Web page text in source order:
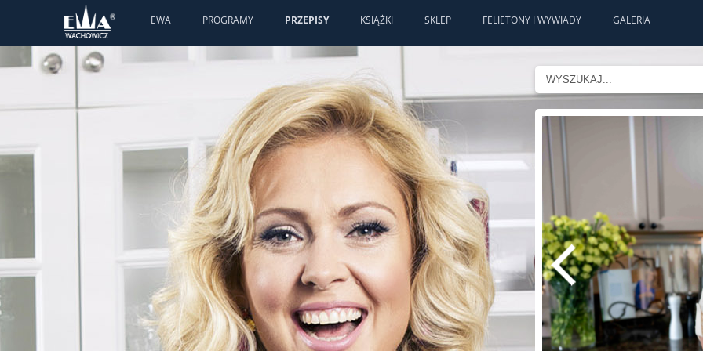
EWA PROGRAMY PRZEPISY KSIĄŻKI SKLEP FELIETONY I WYWIADY GALERIA